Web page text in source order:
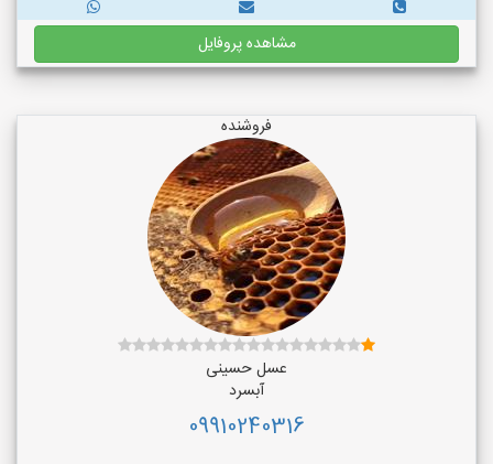
مشاهده پروفایل
فروشنده
عسل حسینی
آبسرد
09910240316